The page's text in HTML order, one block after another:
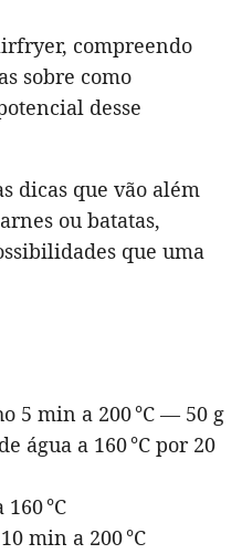
compreendo
sobre como
desse
dicas que vão além
ou batatas,
que uma
5 min a 200 °C — 50 g
água a 160 °C por 20
°C
min a 200 °C